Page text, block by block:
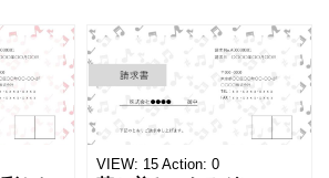
る、
な
ンプ
A4縦
表になります。 A4横型サ
イズの無料テンプレート
で、Excel・Wo
VIEW: 15 Action: 0